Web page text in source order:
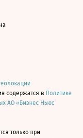
содержатся в Политике
АО «Бизнес Ньюс
только при